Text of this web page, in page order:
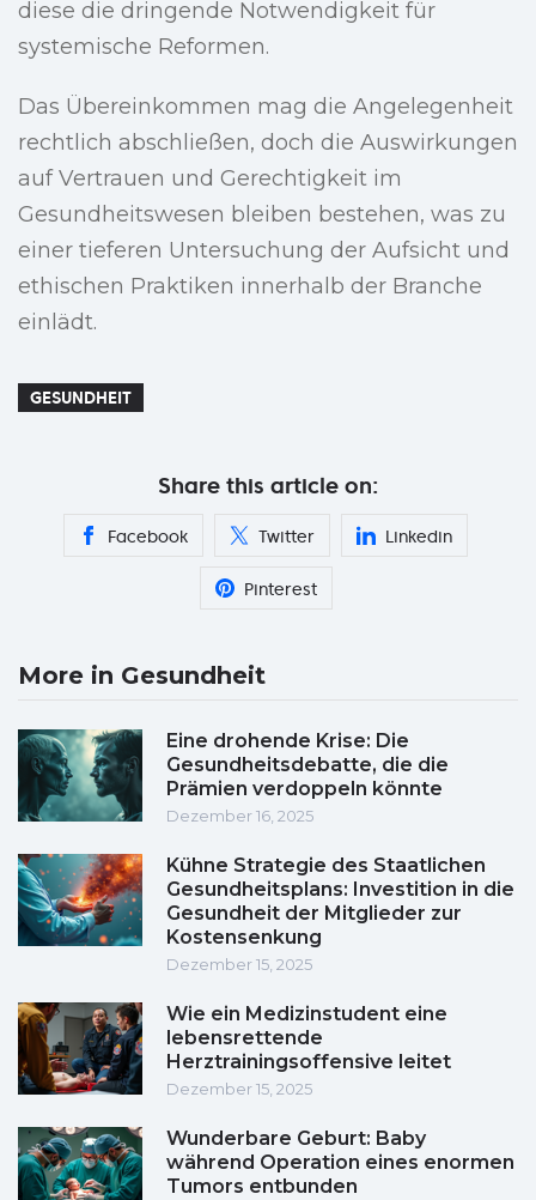
diese die dringende Notwendigkeit für
systemische Reformen.
Das Übereinkommen mag die Angelegenheit
rechtlich abschließen, doch die Auswirkungen
auf Vertrauen und Gerechtigkeit im
Gesundheitswesen bleiben bestehen, was zu
einer tieferen Untersuchung der Aufsicht und
ethischen Praktiken innerhalb der Branche
einlädt.
GESUNDHEIT
Share this article on:
Facebook Twitter Linkedin
Pinterest
More in Gesundheit
Eine drohende Krise: Die
Gesundheitsdebatte, die die
Prämien verdoppeln könnte
Dezember 16, 2025
Kühne Strategie des Staatlichen
Gesundheitsplans: Investition in die
Gesundheit der Mitglieder zur
Kostensenkung
Dezember 15, 2025
Wie ein Medizinstudent eine
lebensrettende
Herztrainingsoffensive leitet
Dezember 15, 2025
Wunderbare Geburt: Baby
während Operation eines enormen
Tumors entbunden